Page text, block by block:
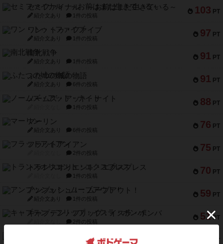
103 PT
セミファイナル ～お前はまだ生きている～
紹介文あり 1件の投稿
97 PT
ワン・トゥ・ファイブ
紹介文あり 1件の投稿
91 PT
南北戦争
紹介文あり 1件の投稿
91 PT
ふたつの城の物語
紹介文あり 6件の投稿
88 PT
ノームズ・アット・ナイト
1件の投稿
76 PT
マーリン
紹介文あり 6件の投稿
75 PT
フラットアイアン
2件の投稿
70 PT
トランスオリエント・エクスプレス
1件の投稿
59 PT
アンブッシュ！：ムーブアウト！
紹介文あり 1件の投稿
51 PT
キャプテン・フリップ：イスラ・ボンバ
2件の投稿
PT